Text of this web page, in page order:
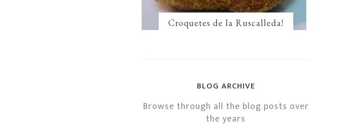
Croquetes de la Ruscalleda!
BLOG ARCHIVE
Browse through all the blog posts over
the years